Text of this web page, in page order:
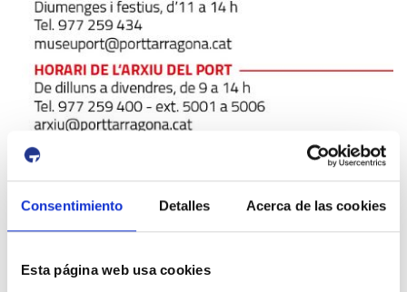
Consentimiento Detalles Acerca de las cookies
Esta página web usa cookies